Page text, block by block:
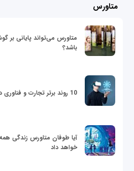
متاورس
متاورس می‌تواند پایانی بر
باشد؟
10 روند برتر تجارت و فناوری در سال 2022
آیا طوفان متاورس زندگی
خواهد داد